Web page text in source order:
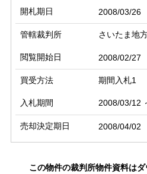
開札期日 2008/03/26
管轄裁判所 さいたま地
閲覧開始日 2008/02/27
買受方法 期間入札1
入札期間 2008/03/12
売却決定期日 2008/04/02
この物件の裁判所物件資料はダ